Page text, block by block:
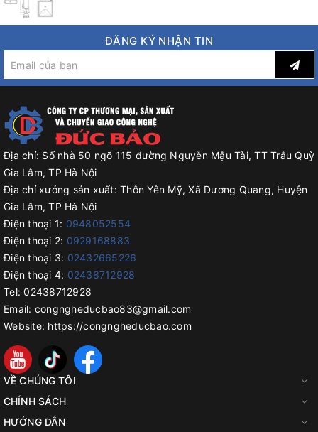
ĐĂNG KÝ NHẬN TIN
Địa chỉ: Số nhà 50 ngõ 115 đường Nguyễn Mậu Tài, TT Trâu Quỳ
Gia Lâm, TP Hà Nội
Địa chỉ xưởng sản xuất: Thôn Yên Mỹ, Xã Dương Quang, Huyện
Gia Lâm, TP Hà Nội
Điện thoại 1: 0948052554
Điện thoại 2: 0929168883
Điện thoại 3: 02432665226
Điện thoại 4: 02438712928
Tel: 02438712928
Email: congngheducbao83@gmail.com
Website: https://congngheducbao.com
VỀ CHÚNG TÔI
CHÍNH SÁCH
HƯỚNG DẪN